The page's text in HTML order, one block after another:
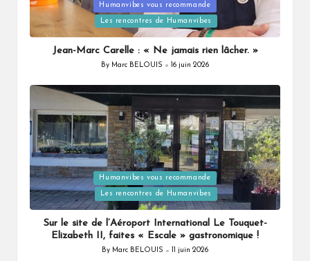
Posted
Humanvibes vous recommande
Les rencontres de Humanvibes
Jean-Marc Carelle : « Ne jamais rien lâcher. »
Posted
By Marc BELOUIS 16 juin 2026
Posted
in
Humanvibes vous recommande
Les rencontres de Humanvibes
Sur le site de l’Aéroport International Le Touquet-
Elizabeth II, faites « Escale » gastronomique !
Posted
By Marc BELOUIS 11 juin 2026